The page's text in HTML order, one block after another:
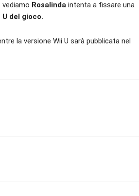
Rosalinda intenta a fissare una
del gioco.
la versione Wii U sarà pubblicata nel